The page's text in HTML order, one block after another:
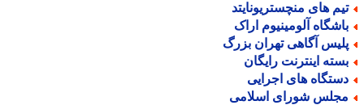
های منچستریونایتد
آلومینیوم اراک
آگاهی تهران بزرگ
اینترنت رایگان
های اجرایی
شورای اسلامی